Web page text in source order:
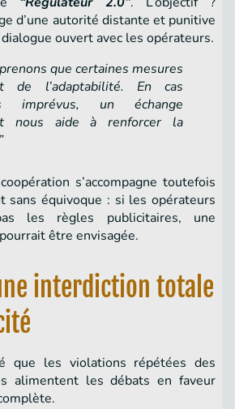
d’une autorité distante et punitive
ouvert avec les opérateurs.
que certaines mesures
de l’adaptabilité. En cas
imprévus, un échange
nous aide à renforcer la
s’accompagne toutefois
sans équivoque : si les opérateurs
les règles publicitaires, une
être envisagée.
interdiction totale
que les violations répétées des
alimentent les débats en faveur